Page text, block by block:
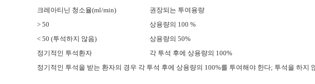
크레아티닌 청소율(ml/min)
권장되는 투여용량
> 50
< 50 (투석하지 않음)
정기적인 투석환자
상용량의 100 %
상용량의 50%
각 투석 후에 상용량의 100%
정기적인 투석을 받는 환자의 경우 각 투석 후에 상용량의 100%를 투여해야 한다; 투석을 하지